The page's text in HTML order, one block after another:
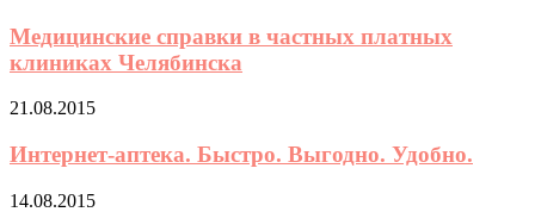
Медицинские справки в частных платных
клиниках Челябинска
21.08.2015
Интернет-аптека. Быстро. Выгодно. Удобно.
14.08.2015